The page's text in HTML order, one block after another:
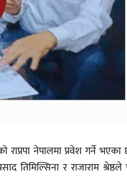
राप्रपा नेपालमा प्रवेश गर्ने
तिमिल्सिना र राजाराम श्रेष्ठले